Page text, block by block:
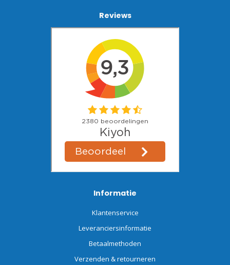
Reviews
Informatie
Klantenservice
Leveranciersinformatie
Betaalmethoden
Verzenden & retourneren